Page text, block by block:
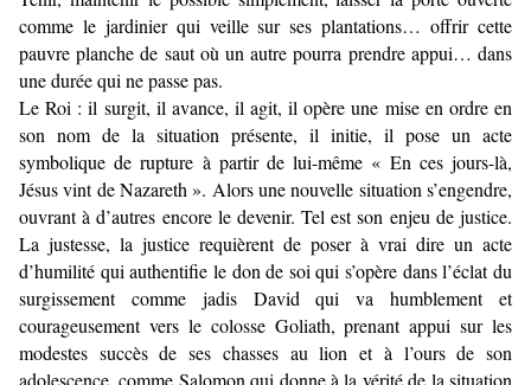
comme le jardinier qui veille sur ses plantations… offrir cette
pauvre planche de saut où un autre pourra prendre appui… dans
une durée qui ne passe pas.
Le Roi : il surgit, il avance, il agit, il opère une mise en ordre en
son nom de la situation présente, il initie, il pose un acte
symbolique de rupture à partir de lui-même « En ces jours-là,
Jésus vint de Nazareth ». Alors une nouvelle situation s’engendre,
ouvrant à d’autres encore le devenir. Tel est son enjeu de justice.
La justesse, la justice requièrent de poser à vrai dire un acte
d’humilité qui authentifie le don de soi qui s’opère dans l’éclat du
surgissement comme jadis David qui va humblement et
courageusement vers le colosse Goliath, prenant appui sur les
modestes succès de ses chasses au lion et à l’ours de son
adolescence, comme Salomon qui donne à la vérité de la situation